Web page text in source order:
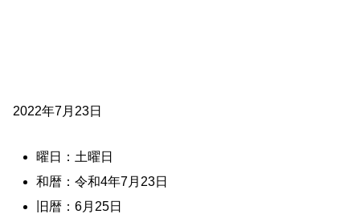
2022年7月23日
曜日：土曜日
和暦：令和4年7月23日
旧暦：6月25日